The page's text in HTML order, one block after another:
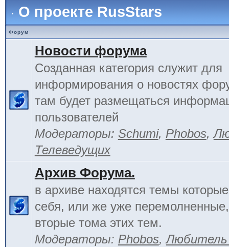
О проекте RusStars
Форум
Новости форума
Созданная категория служит для
информирования о новостях
там будет размещаться
пользователей
Модераторы: Schumi, Phobos,
Телеведущих
Архив Форума.
в архиве находятся темы
себя, или же уже
вторые тома этих тем.
Модераторы: Phobos,Любитель